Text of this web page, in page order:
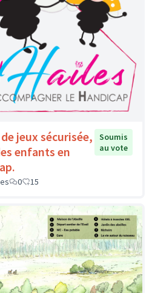
jeux sécurisée,
enfants en
Soumis
au vote
0 15